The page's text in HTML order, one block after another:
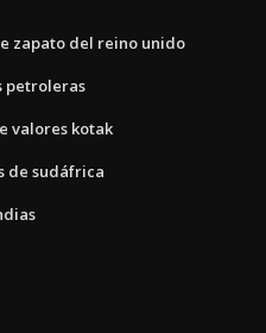
zapato del reino unido
petroleras
valores kotak
de sudáfrica